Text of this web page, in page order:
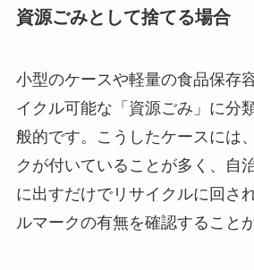
資源ごみとして捨てる場合
小型のケースや軽量の食品保存
イクル可能な「資源ごみ」に分
般的です。こうしたケースには
クが付いていることが多く、自
に出すだけでリサイクルに回さ
ルマークの有無を確認すること